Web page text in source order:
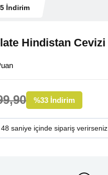
İndirim
Hindistan Cevizi
%33 İndirim
47 saniye içinde sipariş verirseniz